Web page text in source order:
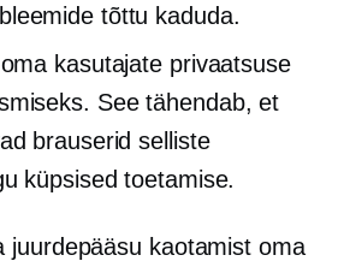
tõttu kaduda.
kasutajate privaatsuse
See tähendab, et
brauserid selliste
küpsised toetamise.
juurdepääsu kaotamist oma